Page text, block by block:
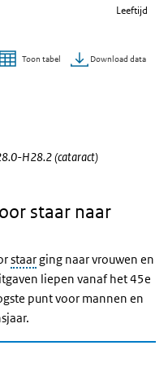
Leeftijd
Toon tabel Download data
H28.2 (cataract)
staar naar
staarging naar vrouwen en
liepen vanaf het 45e
punt voor mannen en